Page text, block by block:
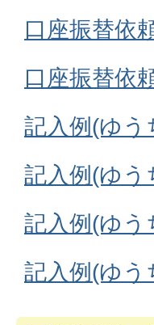
口座振替依
口座振替依
記入例(ゆう
記入例(ゆう
記入例(ゆう
記入例(ゆう